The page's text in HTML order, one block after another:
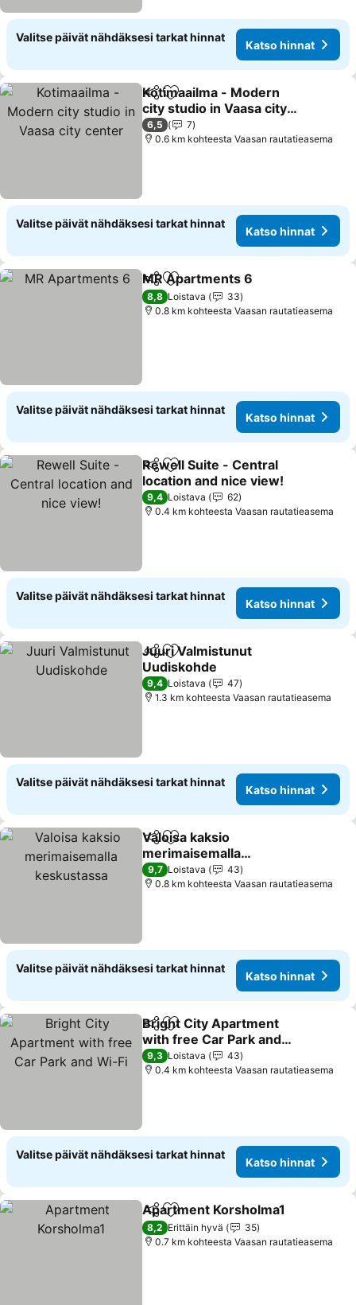
Valitse päivät nähdäksesi tarkat hinnat
Katso hinnat
Jaa Lisää suosikkeihin
Kotimaailma - Modern
city studio in Vaasa city
center
Katso hinnat
6,5
7
0.6 km kohteesta Vaasan rautatieasema
Valitse päivät nähdäksesi tarkat hinnat
Katso hinnat
Jaa Lisää suosikkeihin
MR Apartments 6
8,8 Loistava
33
0.8 km kohteesta Vaasan rautatieasema
Valitse päivät nähdäksesi tarkat hinnat
Katso hinnat
Jaa Lisää suosikkeihin
Rewell Suite - Central
location and nice view!
Katso hinnat
9,4 Loistava
62
0.4 km kohteesta Vaasan rautatieasema
Valitse päivät nähdäksesi tarkat hinnat
Katso hinnat
Jaa Lisää suosikkeihin
Juuri Valmistunut
Uudiskohde
Katso hinnat
9,4 Loistava
47
1.3 km kohteesta Vaasan rautatieasema
Valitse päivät nähdäksesi tarkat hinnat
Katso hinnat
Jaa Lisää suosikkeihin
Valoisa kaksio
merimaisemalla
keskustassa
Katso hinnat
9,7 Loistava
43
0.8 km kohteesta Vaasan rautatieasema
Valitse päivät nähdäksesi tarkat hinnat
Katso hinnat
Jaa Lisää suosikkeihin
Bright City Apartment
with free Car Park and
Wi-Fi
Katso hinnat
9,3 Loistava
43
0.4 km kohteesta Vaasan rautatieasema
Valitse päivät nähdäksesi tarkat hinnat
Katso hinnat
Jaa Lisää suosikkeihin
Apartment Korsholma1
8,2 Erittäin hyvä
35
0.7 km kohteesta Vaasan rautatieasema